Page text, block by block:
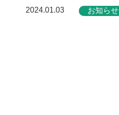
2024.01.03 お知らせ